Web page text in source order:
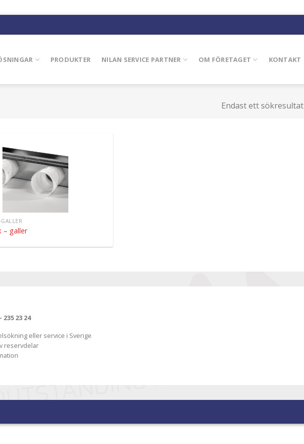
PRODUKTER NILAN SERVICE PARTNER OM FÖRETAGET KONTAKT
Endast ett sökresultat
– galler
23 24
eller service i Sverige
reservdelar